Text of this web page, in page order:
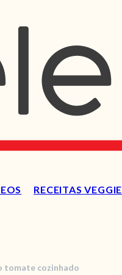
RECEITAS VEGGIE
tomate cozinhado